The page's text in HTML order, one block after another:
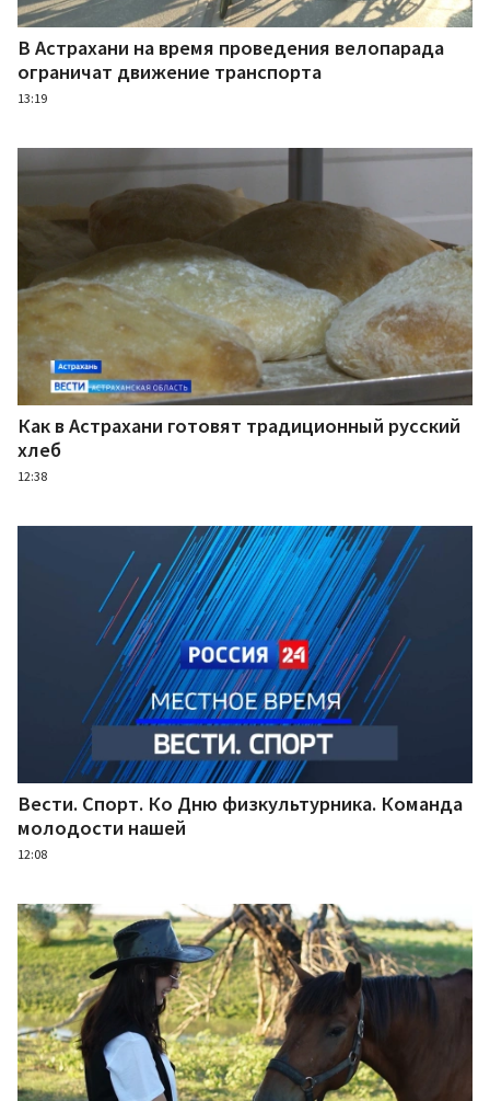
В Астрахани на время проведения велопарада
ограничат движение транспорта
13:19
Как в Астрахани готовят традиционный русский
хлеб
12:38
Вести. Спорт. Ко Дню физкультурника. Команда
молодости нашей
12:08